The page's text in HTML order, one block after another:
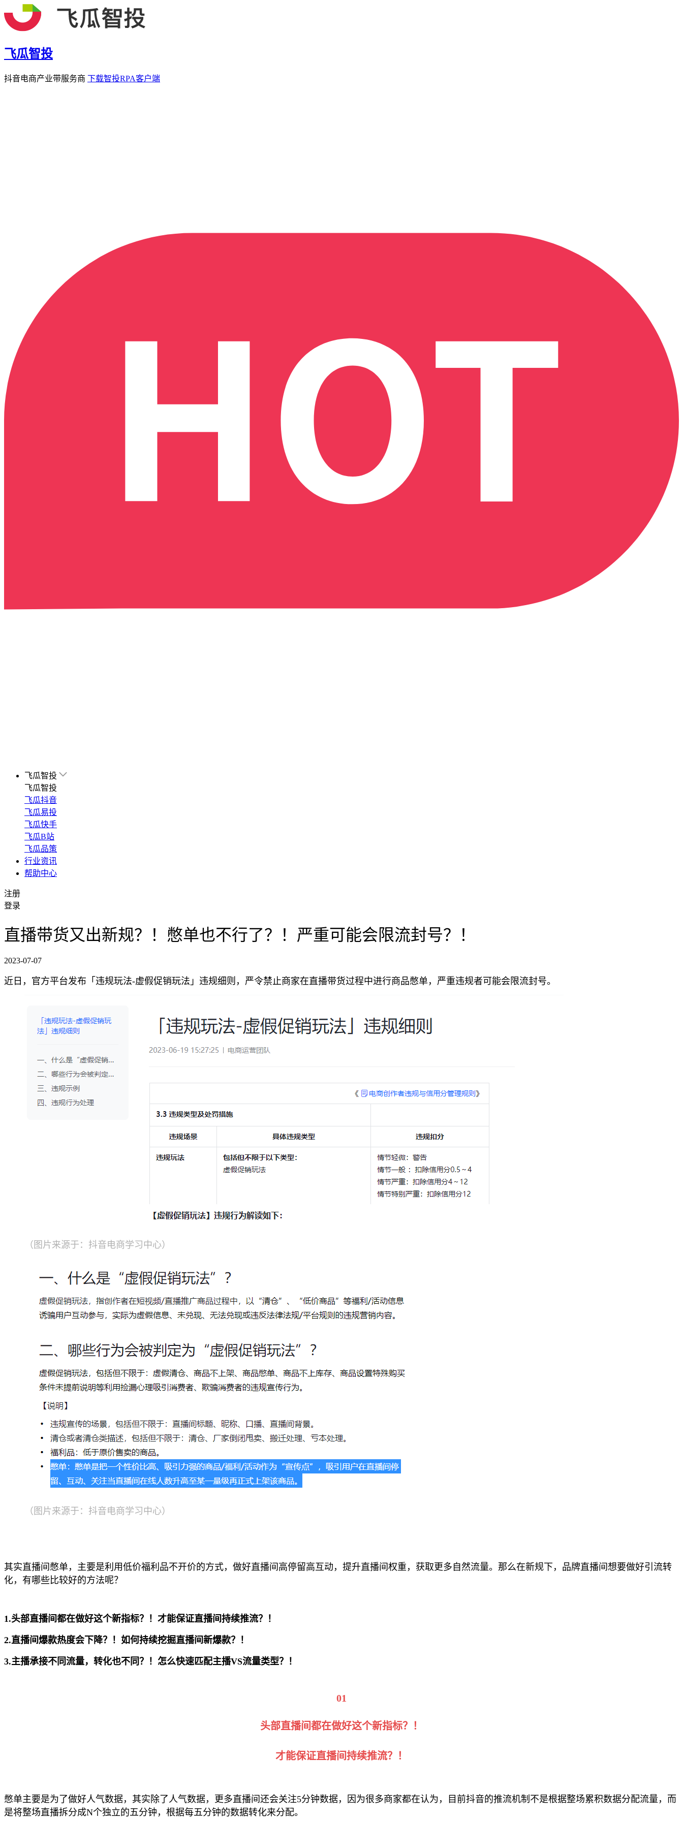
飞瓜智投
抖音电商产业带服务商 下载智投RPA客户端
飞瓜智投
飞瓜智投
飞瓜抖音
飞瓜易投
飞瓜快手
飞瓜B站
飞瓜品策
行业资讯
帮助中心
注册
登录
直播带货又出新规？！憋单也不行了？！严重可能会限流封号？！
2023-07-07
近日，官方平台发布「违规玩法-虚假促销玩法」违规细则，严令禁止商家在直播带货过程中进行商品憋单，严重违规者可能会限流封号。
（图片来源于：抖音电商学习中心）
（图片来源于：抖音电商学习中心）
其实直播间憋单，主要是利用低价福利品不开价的方式，做好直播间高停留高互动，提升直播间权重，获取更多自然流量。那么在新规下，品牌直播间想要做好引流转
化，有哪些比较好的方法呢？
1.头部直播间都在做好这个新指标？！才能保证直播间持续推流？！
2.直播间爆款热度会下降？！如何持续挖掘直播间新爆款？！
3.主播承接不同流量，转化也不同？！怎么快速匹配主播VS流量类型？！
01
头部直播间都在做好这个新指标？！
才能保证直播间持续推流？！
憋单主要是为了做好人气数据，其实除了人气数据，更多直播间还会关注5分钟数据，因为很多商家都在认为，目前抖音的推流机制不是根据整场累积数据分配流量，而
是将整场直播拆分成N个独立的五分钟，根据每五分钟的数据转化来分配。